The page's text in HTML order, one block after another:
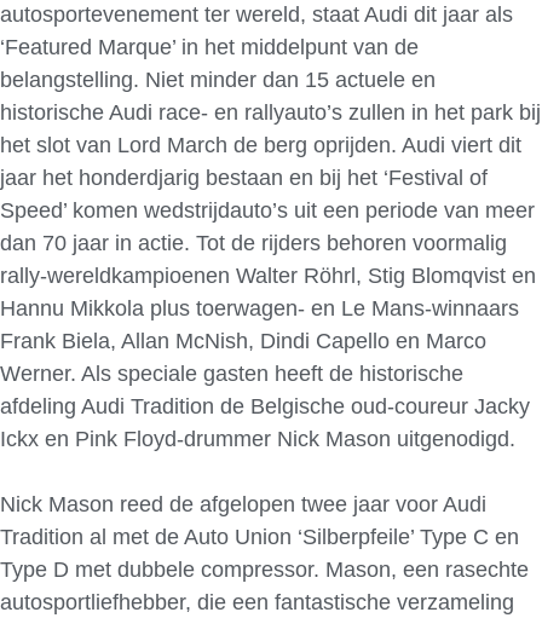
autosportevenement ter wereld, staat Audi dit jaar als
‘Featured Marque’ in het middelpunt van de
belangstelling. Niet minder dan 15 actuele en
historische Audi race- en rallyauto’s zullen in het park bij
het slot van Lord March de berg oprijden. Audi viert dit
jaar het honderdjarig bestaan en bij het ‘Festival of
Speed’ komen wedstrijdauto’s uit een periode van meer
dan 70 jaar in actie. Tot de rijders behoren voormalig
rally-wereldkampioenen Walter Röhrl, Stig Blomqvist en
Hannu Mikkola plus toerwagen- en Le Mans-winnaars
Frank Biela, Allan McNish, Dindi Capello en Marco
Werner. Als speciale gasten heeft de historische
afdeling Audi Tradition de Belgische oud-coureur Jacky
Ickx en Pink Floyd-drummer Nick Mason uitgenodigd.
Nick Mason reed de afgelopen twee jaar voor Audi
Tradition al met de Auto Union ‘Silberpfeile’ Type C en
Type D met dubbele compressor. Mason, een rasechte
autosportliefhebber, die een fantastische verzameling